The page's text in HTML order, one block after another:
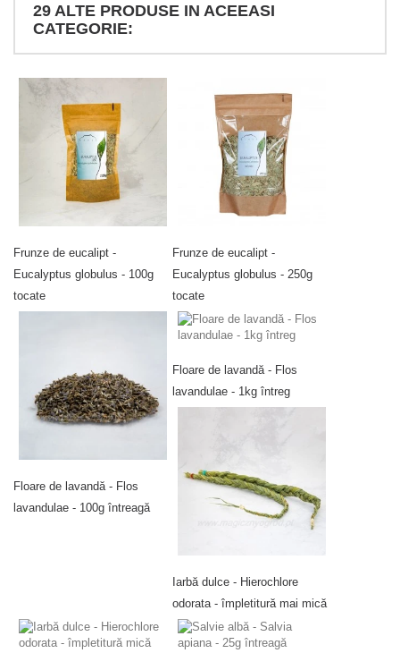
29 ALTE PRODUSE IN ACEEASI
CATEGORIE:
Frunze de eucalipt -
Eucalyptus globulus - 100g
tocate
Frunze de eucalipt -
Eucalyptus globulus - 250g
tocate
Floare de lavandă - Flos
lavandulae - 100g întreagă
Floare de lavandă - Flos
lavandulae - 1kg întreg
Iarbă dulce - Hierochlore
odorata - împletitură mai mică